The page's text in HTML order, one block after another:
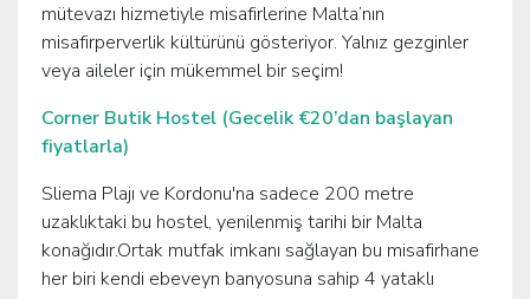
mütevazı hizmetiyle misafirlerine Malta’nın
misafirperverlik kültürünü gösteriyor. Yalnız gezginler
veya aileler için mükemmel bir seçim!
Corner Butik Hostel (Gecelik €20’dan başlayan
fiyatlarla)
Sliema Plajı ve Kordonu'na sadece 200 metre
uzaklıktaki bu hostel, yenilenmiş tarihi bir Malta
konağıdır.Ortak mutfak imkanı sağlayan bu misafirhane
her biri kendi ebeveyn banyosuna sahip 4 yataklı